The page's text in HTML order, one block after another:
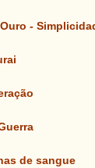
-
de sangue